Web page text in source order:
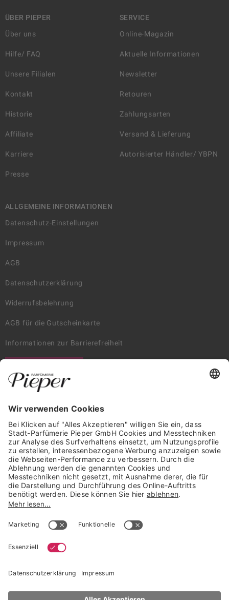
ÜBER PIEPER
Über uns
Hilfe/ FAQ
Unsere Filialen
Kontakt
Historie
Affiliate
Karriere
Presse
SERVICE
Online-Magazin
Aktuelle Informationen
Newsletter
Retouren
Zahlungsarten
Versand & Lieferung
Autorisierter Händler/ YBPN
ALLGEMEINE INFORMATIONEN
Datenschutz-Einstellungen
Impressum
AGB
Datenschutzerklärung
Widerrufsbelehrung
AGB für die Gutscheinkarte
Informationen zur Barrierefreiheit
Trusted Shops Mitglied seit 2010
* unverbindliche Preisempfehlung der Verbundgruppe beauty alliance